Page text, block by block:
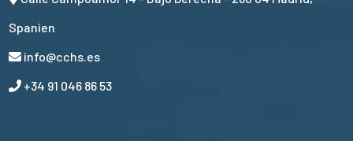
Spanien
info@cchs.es
+34 91 046 86 53